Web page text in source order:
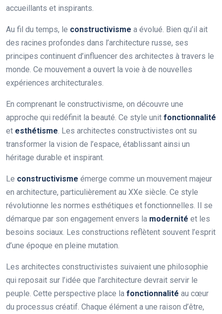
accueillants et inspirants.
Au fil du temps, le constructivisme a évolué. Bien qu’il ait
des racines profondes dans l’architecture russe, ses
principes continuent d’influencer des architectes à travers le
monde. Ce mouvement a ouvert la voie à de nouvelles
expériences architecturales.
En comprenant le constructivisme, on découvre une
approche qui redéfinit la beauté. Ce style unit fonctionnalité
et esthétisme. Les architectes constructivistes ont su
transformer la vision de l’espace, établissant ainsi un
héritage durable et inspirant.
Le constructivisme émerge comme un mouvement majeur
en architecture, particulièrement au XXe siècle. Ce style
révolutionne les normes esthétiques et fonctionnelles. Il se
démarque par son engagement envers la modernité et les
besoins sociaux. Les constructions reflètent souvent l’esprit
d’une époque en pleine mutation.
Les architectes constructivistes suivaient une philosophie
qui reposait sur l’idée que l’architecture devrait servir le
peuple. Cette perspective place la fonctionnalité au cœur
du processus créatif. Chaque élément a une raison d’être,